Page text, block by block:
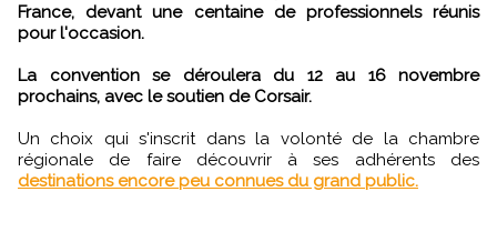
France, devant une centaine de professionnels réunis
pour l'occasion.
La convention se déroulera du 12 au 16 novembre
prochains, avec le soutien de Corsair.
Un choix qui s'inscrit dans la volonté de la chambre
régionale de faire découvrir à ses adhérents des
destinations encore peu connues du grand public.